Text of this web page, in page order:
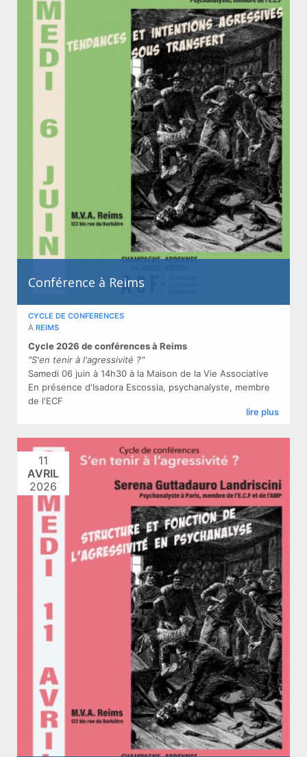
Conférence à Reims
CYCLE DE CONFERENCES
À REIMS
Cycle 2026 de conférences à Reims
"S'en tenir à l'agressivité ?"
Samedi 06 juin à 14h30 à la Maison de la Vie Associative
En présence d'Isadora Escossia, psychanalyste, membre
de l'ECF
lire plus
11
AVRIL
2026